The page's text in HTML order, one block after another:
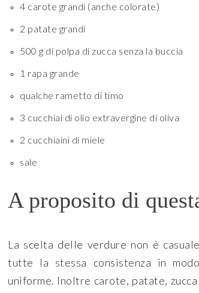
4 carote grandi (anche colorate)
2 patate grandi
500 g di polpa di zucca senza la buccia
1 rapa grande
qualche rametto di timo
3 cucchiai di olio extravergine di oliva
2 cucchiaini di miele
sale
A proposito di
La scelta delle verdure non è
tutte la stessa consistenza in
uniforme. Inoltre carote, patate,